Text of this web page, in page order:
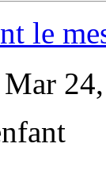
le